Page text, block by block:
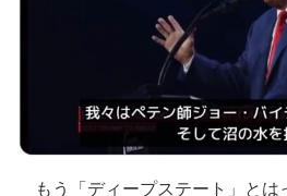
もう「ディープステート」とは